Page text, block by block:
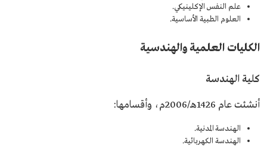
علم النفس الإكلينيكي.
العلوم الطبية الأساسية.
الكليات العلمية والهندسية
كلية الهندسة
أنشئت عام 1426هـ/2006م، وأقسامها:
الهندسة المدنية.
الهندسة الكهربائية.